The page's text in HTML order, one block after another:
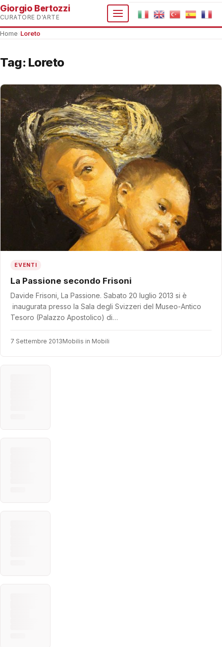
Giorgio Bertozzi
CURATORE D'ARTE
Home Loreto
Tag: Loreto
EVENTI
La Passione secondo Frisoni
Davide Frisoni, La Passione. Sabato 20 luglio 2013 si è
inaugurata presso la Sala degli Svizzeri del Museo-Antico
Tesoro (Palazzo Apostolico) di…
7 Settembre 2013Mobilis in Mobili